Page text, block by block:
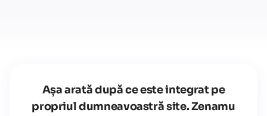
Așa arată după ce este integrat pe
propriul dumneavoastră site. Zenamu